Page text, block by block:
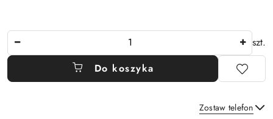
szt.
Do koszyka
Zostaw telefon